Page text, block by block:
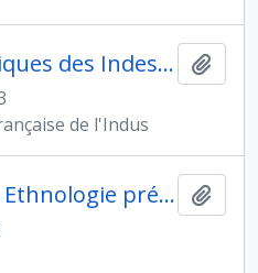
Missions archéologiques des Indes et de l'Indus
de l'Indus
Annie Roblin-Jouve. Ethnologie préhistorique